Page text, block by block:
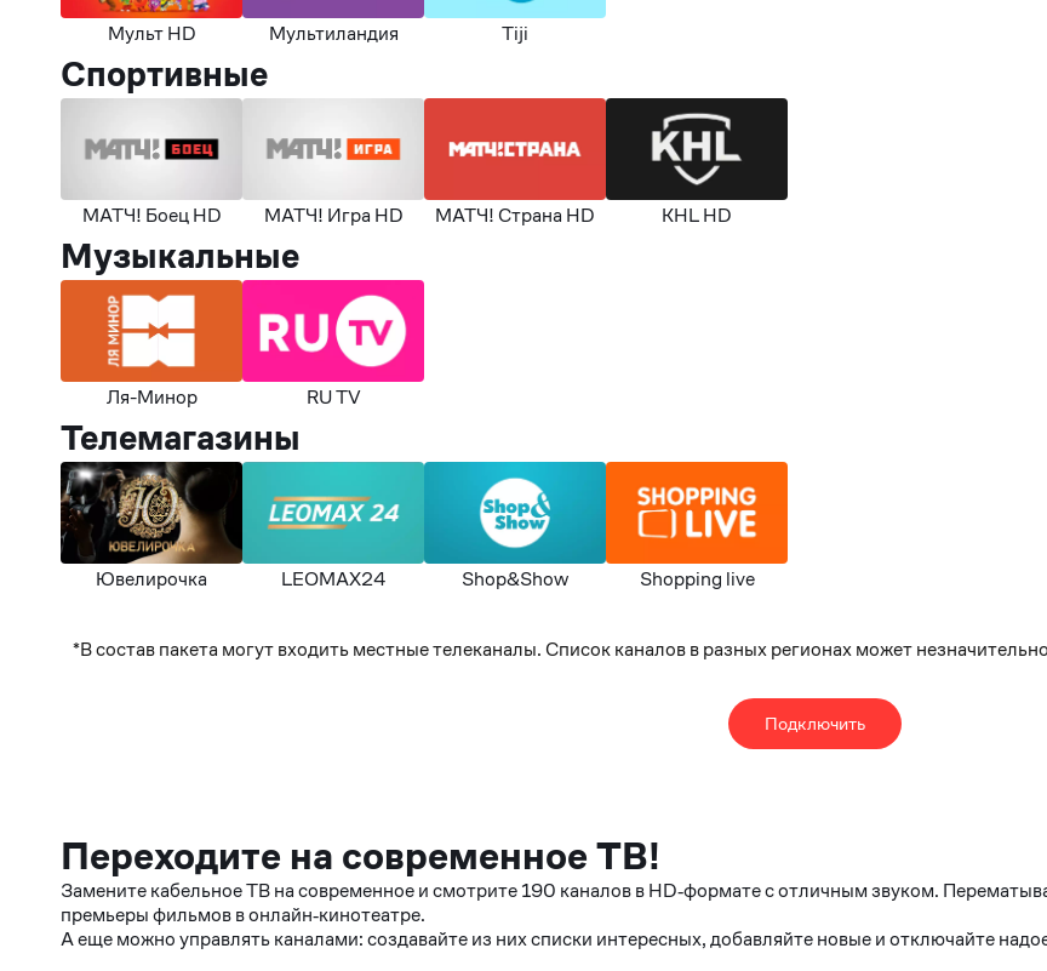
Мульт HD Мультиландия Tiji
Спортивные
МАТЧ! Боец HD МАТЧ! Игра HD МАТЧ! Страна HD KHL HD
Музыкальные
Ля-Минор RU TV
Телемагазины
Ювелирочка LEOMAX24 Shop&Show Shopping live
*В состав пакета могут входить местные телеканалы. Список каналов в разных регионах может
Подключить
Переходите на современное ТВ!
Замените кабельное ТВ на современное и смотрите 190 каналов в HD‑формате с отличным звуком.
премьеры фильмов в онлайн‑кинотеатре.
А еще можно управлять каналами: создавайте из них списки интересных, добавляйте новые и отключайте